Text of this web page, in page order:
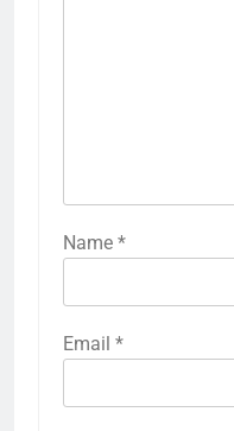
Name *
Email *